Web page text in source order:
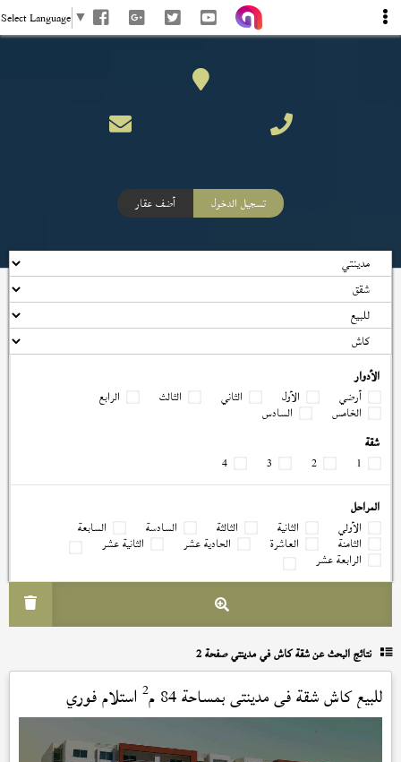
Select Language ▼
تسجيل الدخول أضف عقار
الأدوار
أرضي
الأول الثاني الثالث الرابع
الخامس
السادس
شقة
1
2
3
4
المراحل
الأولي
الثانية الثالثة السادسة السابعة
الثامنة العاشرة الحادية عشر الثانية عشر
الرابعة عشر
نتائج البحث عنشقة كاش في مدينتي صفحة 2
للبيع كاش شقة فيمدينتيبمساحة 84 م 2 استلام فوري